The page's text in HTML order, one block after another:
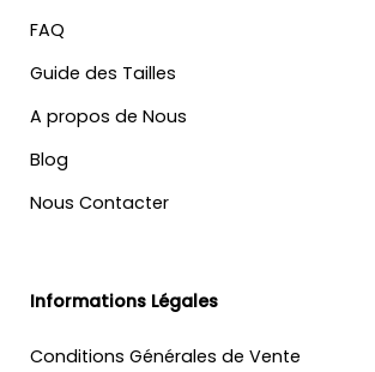
FAQ
Guide des Tailles
A propos de Nous
Blog
Nous Contacter
Informations Légales
Conditions Générales de Vente